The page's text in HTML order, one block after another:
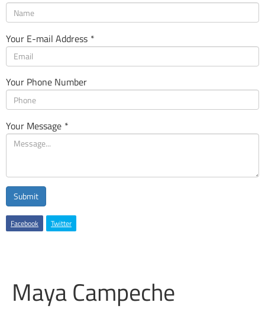
Your E-mail Address *
Your Phone Number
Your Message *
Submit
Facebook Twitter
Maya Campeche